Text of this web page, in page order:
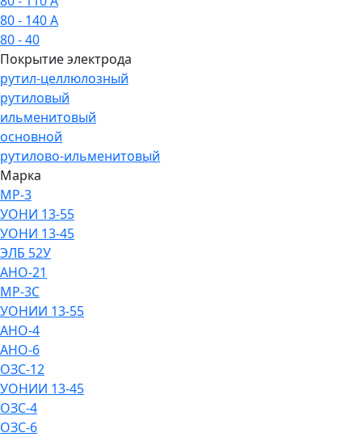
80 - 140 А
80 - 40
Покрытие электрода
рутил-целлюлозный
рутиловый
ильменитовый
основной
рутилово-ильменитовый
Марка
МР-3
УОНИ 13-55
УОНИ 13-45
ЭЛБ 52У
АНО-21
МР-3С
УОНИИ 13-55
АНО-4
АНО-6
ОЗС-12
УОНИИ 13-45
ОЗС-4
ОЗС-6